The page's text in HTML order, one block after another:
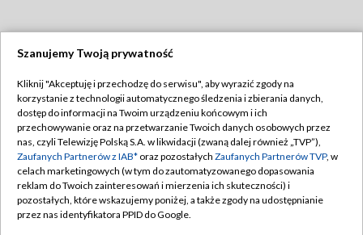
TVP
Abonament TVP
Emisja w TVP
Centrum informacji TVP
Naziemna Telewizja Cyfrowa
Regulamin TVP
Polityka prywatności
Moje zgody
Pomoc
Szanujemy Twoją prywatność
Kliknij "Akceptuję i przechodzę do serwisu", aby wyrazić zgody na
korzystanie z technologii automatycznego śledzenia i zbierania danych,
dostęp do informacji na Twoim urządzeniu końcowym i ich
przechowywanie oraz na przetwarzanie Twoich danych osobowych przez
nas, czyli Telewizję Polską S.A. w likwidacji (zwaną dalej również „TVP”),
Zaufanych Partnerów z IAB* oraz pozostałych Zaufanych Partnerów TVP, w
celach marketingowych (w tym do zautomatyzowanego dopasowania
reklam do Twoich zainteresowań i mierzenia ich skuteczności) i
pozostałych, które wskazujemy poniżej, a także zgody na udostępnianie
przez nas identyfikatora PPID do Google.